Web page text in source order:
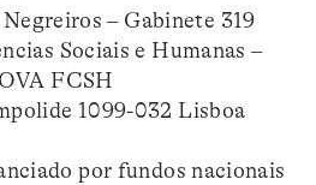
– Gabinete 319
Sociais e Humanas –
FCSH
1099-032 Lisboa
por fundos nacionais